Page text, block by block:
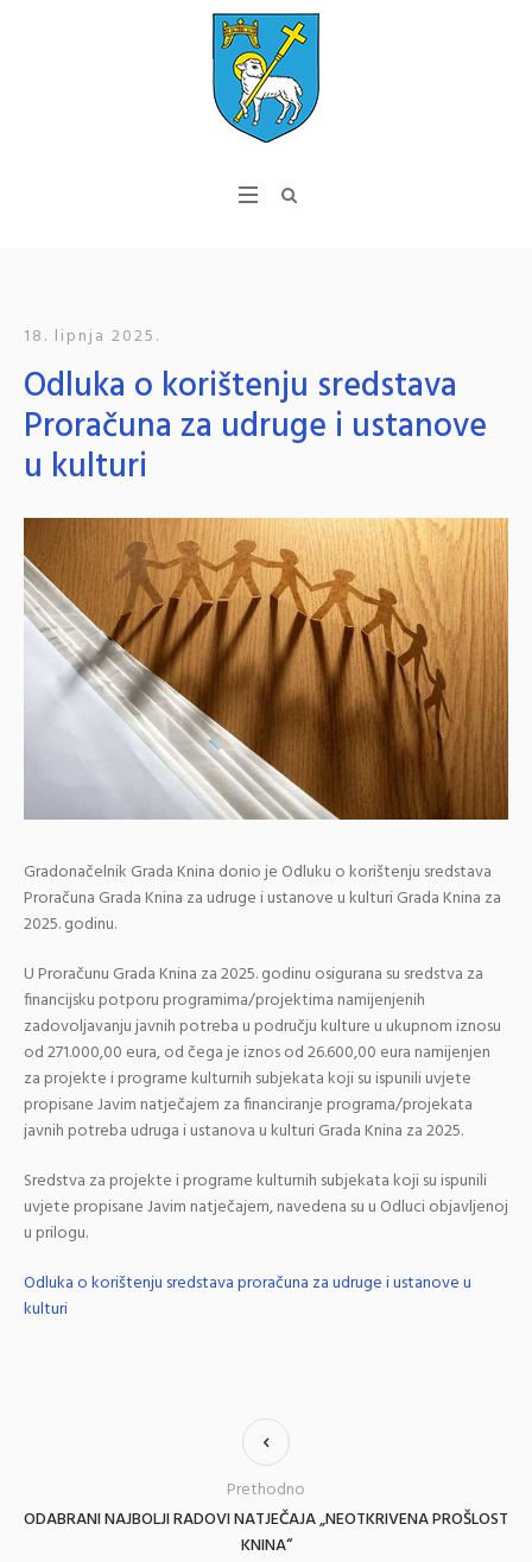
18. lipnja 2025.
Odluka o korištenju sredstava
Proračuna za udruge i ustanove
u kulturi
Gradonačelnik Grada Knina donio je Odluku o korištenju sredstava
Proračuna Grada Knina za udruge i ustanove u kulturi Grada Knina za
2025. godinu.
U Proračunu Grada Knina za 2025. godinu osigurana su sredstva za
financijsku potporu programima/projektima namijenjenih
zadovoljavanju javnih potreba u području kulture u ukupnom iznosu
od 271.000,00 eura, od čega je iznos od 26.600,00 eura namijenjen
za projekte i programe kulturnih subjekata koji su ispunili uvjete
propisane Javim natječajem za financiranje programa/projekata
javnih potreba udruga i ustanova u kulturi Grada Knina za 2025.
Sredstva za projekte i programe kulturnih subjekata koji su ispunili
uvjete propisane Javim natječajem, navedena su u Odluci objavljenoj
u prilogu.
Odluka o korištenju sredstava proračuna za udruge i ustanove u
kulturi
ODABRANI NAJBOLJI RADOVI NATJEČAJA „NEOTKRIVENA PROŠLOST
KNINA“
Prethodno